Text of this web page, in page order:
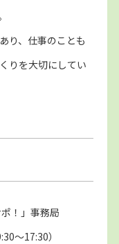
り、仕事のことも
りを大切にしてい
！」事務局
～17:30）